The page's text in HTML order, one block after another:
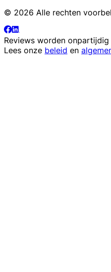
© 2026 Alle rechten
Reviews worden
Lees onze beleid en